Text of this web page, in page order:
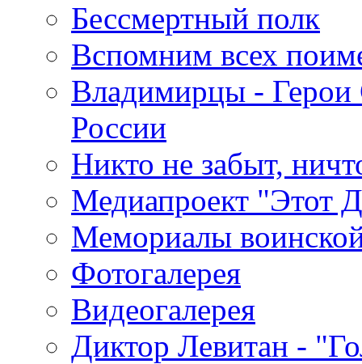
Бессмертный полк
Вспомним всех
Владимирцы - Герои
России
Никто не забыт,
Медиапроект "Этот
Мемориалы
Фотогалерея
Видеогалерея
Диктор Левитан -